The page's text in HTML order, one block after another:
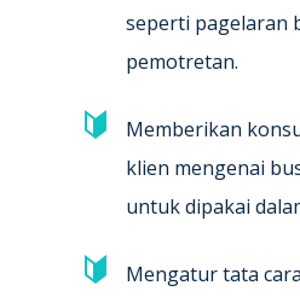
seperti pagelaran
pemotretan.
Memberikan
klien mengenai
untuk dipakai
Mengatur tata